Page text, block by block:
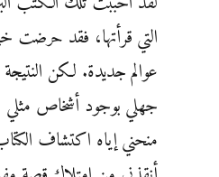
التي قرأتها، فقد حرضت
عوالم جديدة. لكن النتيجة
جهلي بوجود أشخاص مثلي
منحني إياه اكتشاف